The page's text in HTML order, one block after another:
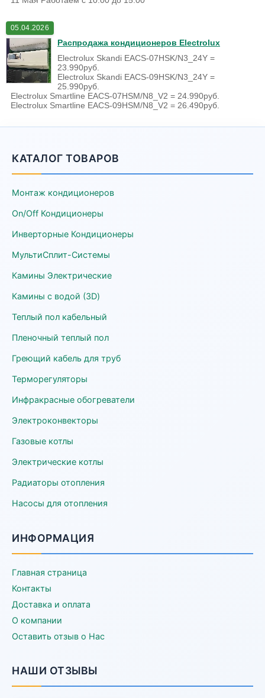
05.04.2026
Распродажа кондиционеров Electrolux
Electrolux Skandi EACS-07HSK/N3_24Y =
23.990руб.
Electrolux Skandi EACS-09HSK/N3_24Y =
25.990руб.
Electrolux Smartline EACS-07HSM/N8_V2 = 24.990руб.
Electrolux Smartline EACS-09HSM/N8_V2 = 26.490руб.
КАТАЛОГ ТОВАРОВ
Монтаж кондиционеров
On/Off Кондиционеры
Инверторные Кондиционеры
МультиСплит-Системы
Камины Электрические
Камины с водой (3D)
Теплый пол кабельный
Пленочный теплый пол
Греющий кабель для труб
Терморегуляторы
Инфракрасные обогреватели
Электроконвекторы
Газовые котлы
Электрические котлы
Радиаторы отопления
Насосы для отопления
ИНФОРМАЦИЯ
Главная страница
Контакты
Доставка и оплата
О компании
Оставить отзыв о Нас
НАШИ ОТЗЫВЫ